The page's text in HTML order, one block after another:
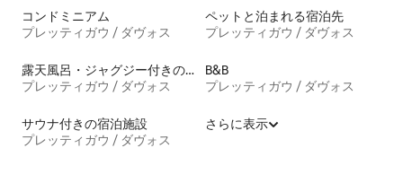
コンドミニアム
プレッティガウ / ダヴォス
ペットと泊まれる宿泊先
プレッティガウ / ダヴォス
露天風呂・ジャグジー付きの宿泊施設
プレッティガウ / ダヴォス
B&B
プレッティガウ / ダヴォス
サウナ付きの宿泊施設
プレッティガウ / ダヴォス
さらに表示